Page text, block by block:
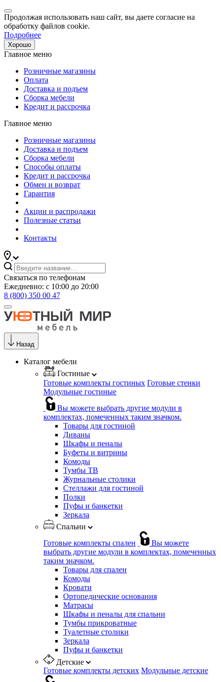
Продолжая использовать наш сайт, вы даете согласие на
обработку файлов cookie.
Подробнее
Хорошо
Главное меню
Розничные магазины
Оплата
Доставка и подъем
Сборка мебели
Кредит и рассрочка
Главное меню
Розничные магазины
Доставка и подъем
Сборка мебели
Способы оплаты
Кредит и рассрочка
Обмен и возврат
Гарантия
Акции и распродажи
Полезные статьи
Контакты
Связаться по телефонам
Ежедневно: с 10:00 до 20:00
8 (800) 350 00 47
Назад
Каталог мебели
Гостиные
Готовые комплекты гостиных Готовые стенки
Модульные гостиные
Вы можете выбрать другие модули в
комплектах, помеченных таким значком.
Товары для гостиной
Диваны
Шкафы и пеналы
Буфеты и витрины
Комоды
Тумбы ТВ
Журнальные столики
Стеллажи для гостиной
Полки
Пуфы и банкетки
Зеркала
Спальни
Готовые комплекты спален
Вы можете
выбрать другие модули в комплектах, помеченных
таким значком.
Товары для спален
Комоды
Кровати
Ортопедические основания
Матрасы
Шкафы и пеналы для спальни
Тумбы прикроватные
Туалетные столики
Зеркала
Пуфы и банкетки
Детские
Готовые комплекты детских Модульные детские